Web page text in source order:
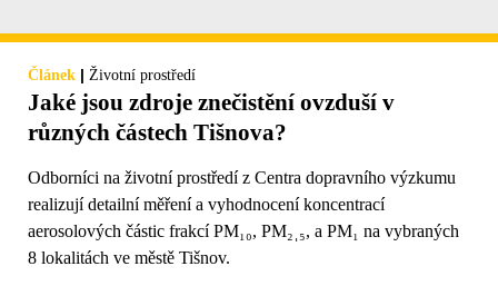
Článek | Životní prostředí
Jaké jsou zdroje znečistění ovzduší v
různých částech Tišnova?
Odborníci na životní prostředí z Centra dopravního výzkumu
realizují detailní měření a vyhodnocení koncentrací
aerosolových částic frakcí PM₁₀, PM₂ˌ₅, a PM₁ na vybraných
8 lokalitách ve městě Tišnov.